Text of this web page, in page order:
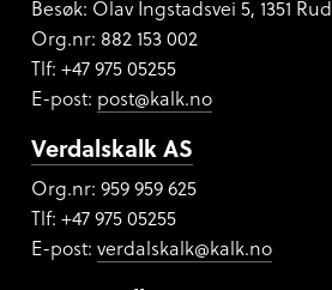
Besøk: Olav Ingstadsvei 5, 1351 Rud
Org.nr: 882 153 002
Tlf: +47 975 05255
E-post: post@kalk.no
Verdalskalk AS
Org.nr: 959 959 625
Tlf: +47 975 05255
E-post: verdalskalk@kalk.no